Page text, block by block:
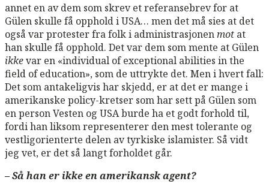
annet en av dem som skrev et referansebrev for at
Gülen skulle få opphold i USA… men det må sies at det
også var protester fra folk i administrasjonenmot at
han skulle få opphold. Det var dem som mente at Gülen
ikkevar en «individual of exceptional abilities in the
field of education», som de uttrykte det. Men i hvert fall:
Det som antakeligvis har skjedd, er at det er mange i
amerikanske policy-kretser som har sett på Gülen som
en person Vesten og USA burde ha et godt forhold til,
fordi han liksom representerer den mest tolerante og
vestligorienterte delen av tyrkiske islamister. Så vidt
jeg vet, er det så langt forholdet går.
– Så han er ikke en amerikansk agent?